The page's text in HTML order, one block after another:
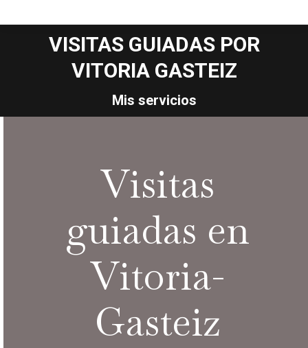
VISITAS GUIADAS POR
VITORIA GASTEIZ
Mis servicios
Estás aquí:
Visitas
guiadas en
Vitoria-
Gasteiz